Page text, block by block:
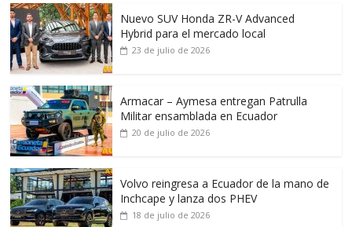
Nuevo SUV Honda ZR-V Advanced
Hybrid para el mercado local
23 de julio de 2026
Armacar – Aymesa entregan Patrulla
Militar ensamblada en Ecuador
20 de julio de 2026
Volvo reingresa a Ecuador de la mano de
Inchcape y lanza dos PHEV
18 de julio de 2026